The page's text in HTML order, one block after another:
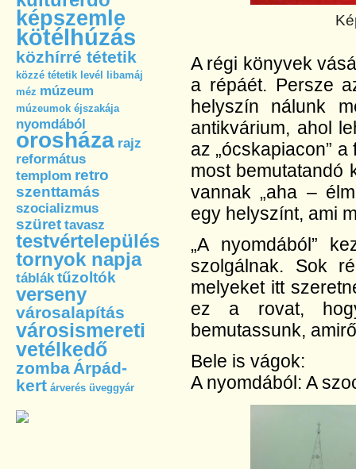
képszemle
kötélhúzás
közhírré tétetik
közzé tétetik levél
libamáj
méz múzeum
múzeumok éjszakája
nyomdából
orosháza rajz
református
templom retro
szenttamás
szocializmus
szüret tavasz
testvértelepülés
tornyok napja
táblák tűzoltók
verseny
városalapítás
városismereti
vetélkedő
zombaÁrpád-
kert árverés üveggyár
A régi könyvek
a répáét. Persze
helyszín nálunk
antikvárium, ahol
az „ócskapiacon”
most bemutatandó
vannak „aha –
egy helyszínt, ami
„A nyomdából”
szolgálnak. Sok
melyeket itt
ez a rovat,
bemutassunk,
Bele is vágok:
A nyomdából: A